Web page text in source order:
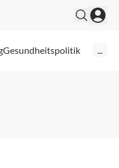
Gesundheitspolitik ...